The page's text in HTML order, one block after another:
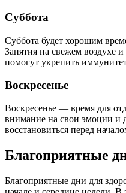
Суббота
Суббота будет хорошим
Занятия на свежем воздухе
помогут укрепить
Воскресенье
Воскресенье — время для
внимание на свои эмоции и
восстановиться перед
Благоприятные
Благоприятные дни для